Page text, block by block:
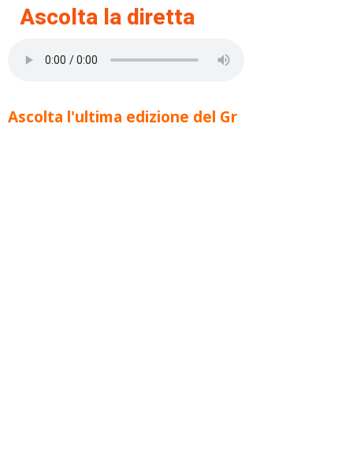
Ascolta la diretta
Ascolta l'ultima edizione del Gr